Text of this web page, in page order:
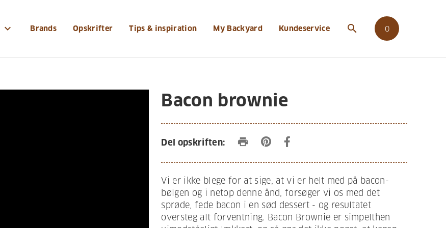
expand_more Brands Opskrifter Tips & inspiration My Backyard Kundeservice search 0
Bacon brownie
Del opskriften: print
Vi er ikke blege for at sige, at vi er helt med på bacon-
bølgen og i netop denne ånd, forsøger vi os med det
sprøde, fede bacon i en sød dessert - og resultatet
oversteg alt forventning. Bacon Brownie er simpelthen